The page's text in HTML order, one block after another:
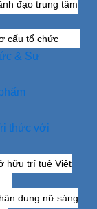
đạo trung tâm
cấu tổ chức
& Sự
thức với
hữu trí tuệ Việt
dung nữ sáng